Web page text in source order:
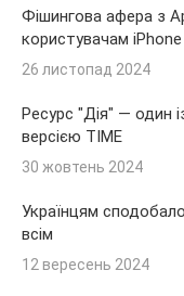
Фішингова афера з
користувачам
26 листопад 2024
Ресурс "Дія" — один
версією TIME
30 жовтень 2024
Українцям
всім
12 вересень 2024